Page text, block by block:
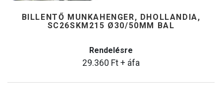
BILLENTŐ MUNKAHENGER, DHOLLANDIA,
SC26SKM215 Ø30/50MM BAL
Rendelésre
29.360 Ft + áfa